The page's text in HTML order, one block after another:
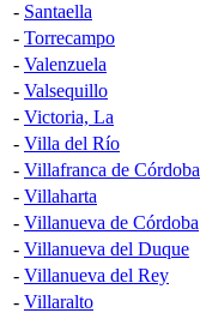
- Santaella
- Torrecampo
- Valenzuela
- Valsequillo
- Victoria, La
- Villa del Río
- Villafranca de Córdoba
- Villaharta
- Villanueva de Córdoba
- Villanueva del Duque
- Villanueva del Rey
- Villaralto